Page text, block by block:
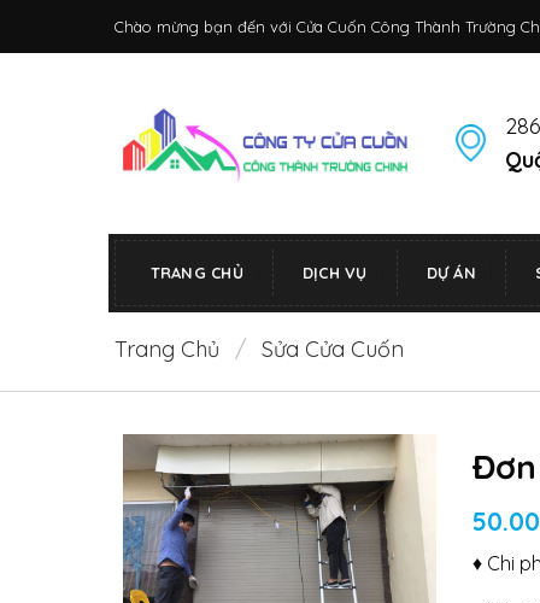
Chào mừng bạn đến với Cửa Cuốn Công Thành Trường
TRANG CHỦ DỊCH VỤ DỰ ÁN
Trang Chủ / Sửa Cửa Cuốn
♦ Chi